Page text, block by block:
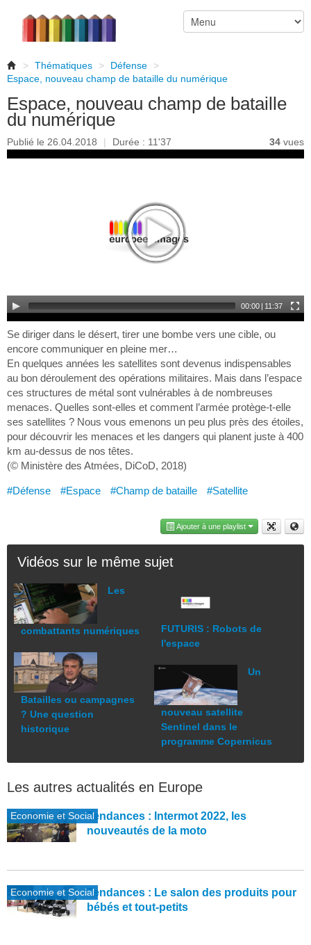
> Thématiques > Défense
>
Espace, nouveau champ de bataille du numérique
Espace, nouveau champ de bataille
du numérique
Publié le 26.04.2018 | Durée : 11'37 34 vues
00:00 | 11:37
Se diriger dans le désert, tirer une bombe vers une cible, ou
encore communiquer en pleine mer…
En quelques années les satellites sont devenus indispensables
au bon déroulement des opérations militaires. Mais dans l’espace
ces structures de métal sont vulnérables à de nombreuses
menaces. Quelles sont-elles et comment l’armée protège-t-elle
ses satellites ? Nous vous emenons un peu plus près des étoiles,
pour découvrir les menaces et les dangers qui planent juste à 400
km au-dessus de nos têtes.
(© Ministère des Atmées, DiCoD, 2018)
#Défense #Espace #Champ de bataille #Satellite
Ajouter à une playlist
Vidéos sur le même sujet
Les
combattants numériques
Batailles ou campagnes
? Une question
historique
FUTURIS : Robots de
l'espace
Un
nouveau satellite
Sentinel dans le
programme Copernicus
Les autres actualités en Europe
Economie et SocialTendances : Intermot 2022, les
nouveautés de la moto
Economie et SocialTendances : Le salon des produits pour
bébés et tout-petits